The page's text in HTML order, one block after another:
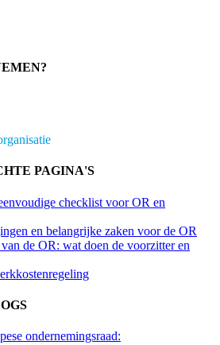
PAGINA'S
checklist voor OR en
en belangrijke zaken voor de OR
de OR: wat doen de voorzitter en
ondernemingsraad: